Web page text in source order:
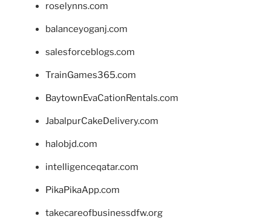
roselynns.com
balanceyoganj.com
salesforceblogs.com
TrainGames365.com
BaytownEvaCationRentals.com
JabalpurCakeDelivery.com
halobjd.com
intelligenceqatar.com
PikaPikaApp.com
takecareofbusinessdfw.org